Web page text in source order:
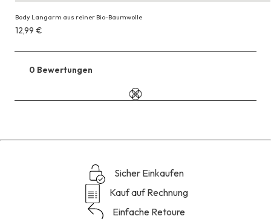
Body Langarm aus reiner Bio-Baumwolle
Erhältlich
12,99 €
12,99 €
0 Bewertungen
Reviews
Sicher Einkaufen
Kauf auf Rechnung
Einfache Retoure